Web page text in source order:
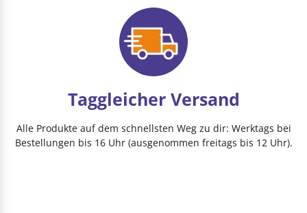
Taggleicher Versand
Alle Produkte auf dem schnellsten Weg zu dir: Werktags bei
Bestellungen bis 16 Uhr (ausgenommen freitags bis 12 Uhr).